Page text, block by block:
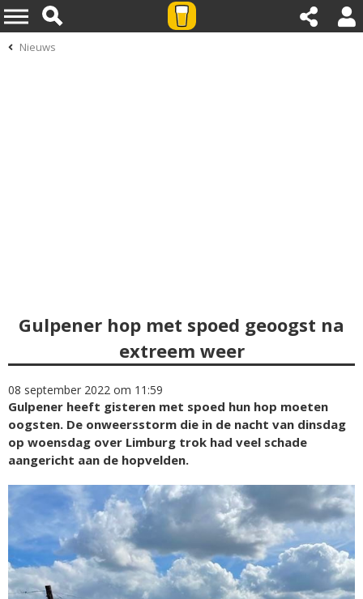
Nieuws
Gulpener hop met spoed geoogst na
extreem weer
08 september 2022 om 11:59
Gulpener heeft gisteren met spoed hun hop moeten
oogsten. De onweersstorm die in de nacht van dinsdag
op woensdag over Limburg trok had veel schade
aangericht aan de hopvelden.